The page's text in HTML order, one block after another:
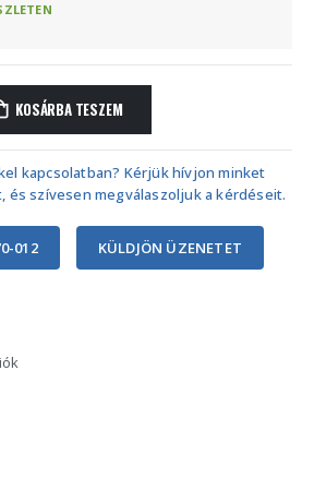
KOSÁRBA TESZEM
kapcsolatban? Kérjük hívjon minket
és szívesen megválaszoljuk a kérdéseit.
012 KÜLDJÖN ÜZENETET